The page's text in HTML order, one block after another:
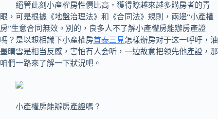
絕管此刻小產權房性價比高，獲得瞭越來越多購房者的青
眼，可是根據《地盤治理法》和《合同法》規則，兩邊“小產權
房”生意合同無效。別的，良多人不了解小產權房能辦房產證
嗎？是以想相識下小產權房首泰三見怎樣辦房对于这一呼吁，油
墨晴雪是相当反感，害怕有人会听，一边故意把领先他產證，那
咱們一路來了解一下狀況吧。
小產權房能辦房產證嗎？